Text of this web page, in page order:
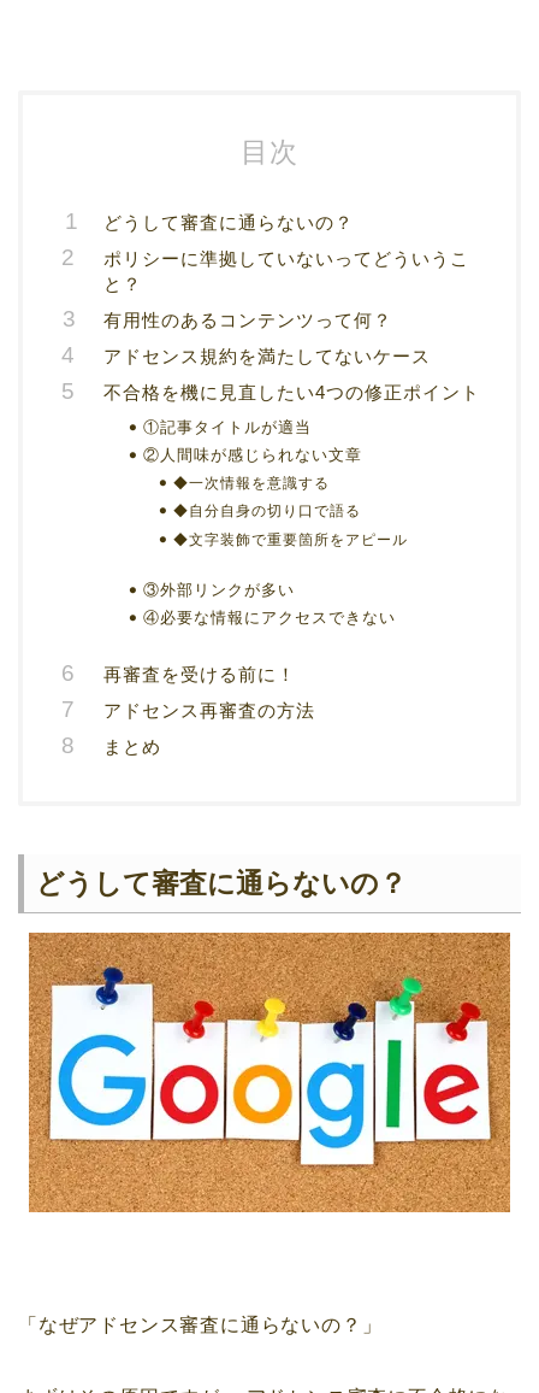
目次
どうして審査に通らないの？
ポリシーに準拠していないってどういうこ
と？
有用性のあるコンテンツって何？
アドセンス規約を満たしてないケース
不合格を機に見直したい4つの修正ポイント
①記事タイトルが適当
②人間味が感じられない文章
◆一次情報を意識する
◆自分自身の切り口で語る
◆文字装飾で重要箇所をアピール
③外部リンクが多い
④必要な情報にアクセスできない
再審査を受ける前に！
アドセンス再審査の方法
まとめ
どうして審査に通らないの？
「なぜアドセンス審査に通らないの？」